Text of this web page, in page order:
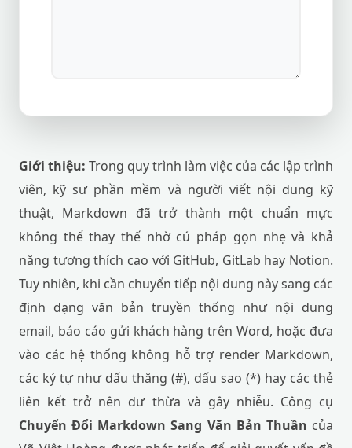
Giới thiệu: Trong quy trình làm việc của các lập trình
viên, kỹ sư phần mềm và người viết nội dung kỹ
thuật, Markdown đã trở thành một chuẩn mực
không thể thay thế nhờ cú pháp gọn nhẹ và khả
năng tương thích cao với GitHub, GitLab hay Notion.
Tuy nhiên, khi cần chuyển tiếp nội dung này sang các
định dạng văn bản truyền thống như nội dung
email, báo cáo gửi khách hàng trên Word, hoặc đưa
vào các hệ thống không hỗ trợ render Markdown,
các ký tự như dấu thăng (#), dấu sao (*) hay các thẻ
liên kết trở nên dư thừa và gây nhiễu. Công cụ
Chuyển Đổi Markdown Sang Văn Bản Thuần của